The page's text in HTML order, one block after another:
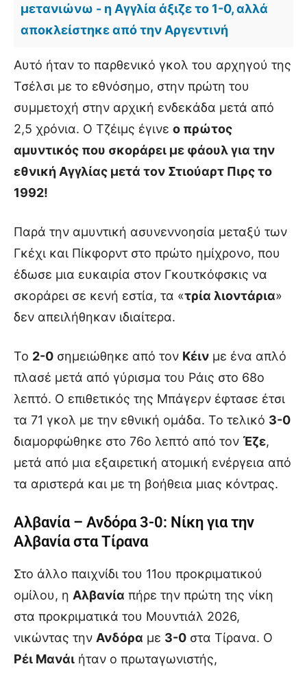
μετανιώνω - η Αγγλία άξιζε το 1-0, αλλά
αποκλείστηκε από την Αργεντινή
Αυτό ήταν το παρθενικό γκολ του αρχηγού της
Τσέλσι με το εθνόσημο, στην πρώτη του
συμμετοχή στην αρχική ενδεκάδα μετά από
2,5 χρόνια. Ο Τζέιμς έγινε ο πρώτος
αμυντικός που σκοράρει με φάουλ για την
εθνική Αγγλίας μετά τον Στιούαρτ Πιρς το
1992!
Παρά την αμυντική ασυνεννοησία μεταξύ των
Γκέχι και Πίκφορντ στο πρώτο ημίχρονο, που
έδωσε μια ευκαιρία στον Γκουτκόφσκις να
σκοράρει σε κενή εστία, τα «τρία λιοντάρια»
δεν απειλήθηκαν ιδιαίτερα.
Το 2-0 σημειώθηκε από τον Κέιν με ένα απλό
πλασέ μετά από γύρισμα του Ράις στο 68ο
λεπτό. Ο επιθετικός της Μπάγερν έφτασε έτσι
τα 71 γκολ με την εθνική ομάδα. Το τελικό 3-0
διαμορφώθηκε στο 76ο λεπτό από τον Έζε,
μετά από μια εξαιρετική ατομική ενέργεια από
τα αριστερά και με τη βοήθεια μιας κόντρας.
Αλβανία – Ανδόρα 3-0: Νίκη για την
Αλβανία στα Τίρανα
Στο άλλο παιχνίδι του 11ου προκριματικού
ομίλου, η Αλβανία πήρε την πρώτη της νίκη
στα προκριματικά του Μουντιάλ 2026,
νικώντας την Ανδόρα με 3-0 στα Τίρανα. Ο
Ρέι Μανάι ήταν ο πρωταγωνιστής,